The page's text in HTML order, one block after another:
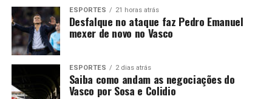
ESPORTES 21 horas atrás
Desfalque no ataque faz Pedro Emanuel
mexer de novo no Vasco
ESPORTES 2 dias atrás
Saiba como andam as negociações do
Vasco por Sosa e Colidio